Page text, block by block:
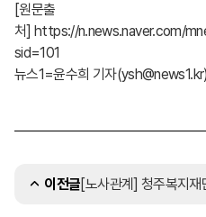
[원문출
처] https://n.news.naver.com/
sid=101
뉴스1=윤수희 기자(ysh@news1.kr)
이전글